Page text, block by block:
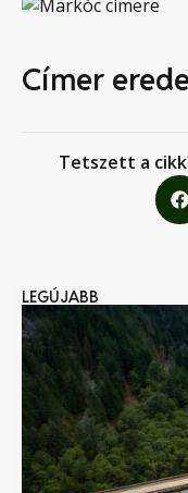
Címer
Tetszett a
LEGÚJABB